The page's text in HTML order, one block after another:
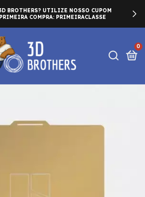
BROTHERS? UTILIZE NOSSO CUPOM
COMPRA: PRIMEIRACLASSE
0